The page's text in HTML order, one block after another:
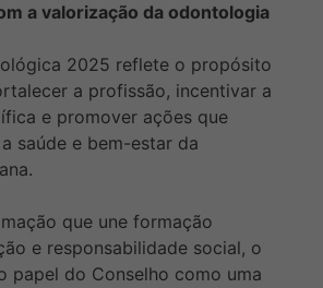
a valorização da odontologia
2025 reflete o propósito
a profissão, incentivar a
e promover ações que
saúde e bem-estar da
que une formação
e responsabilidade social, o
papel do Conselho como uma